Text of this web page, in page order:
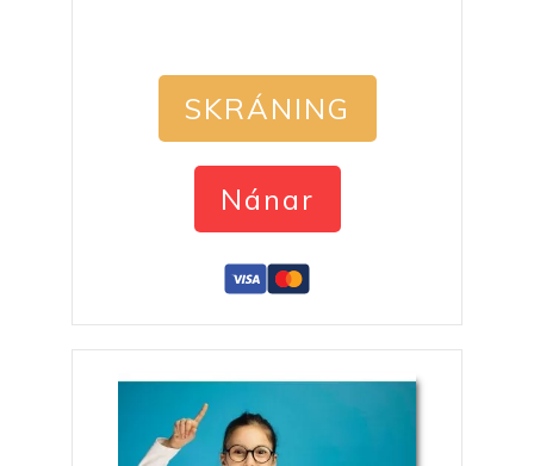
SKRÁNING
Nánar